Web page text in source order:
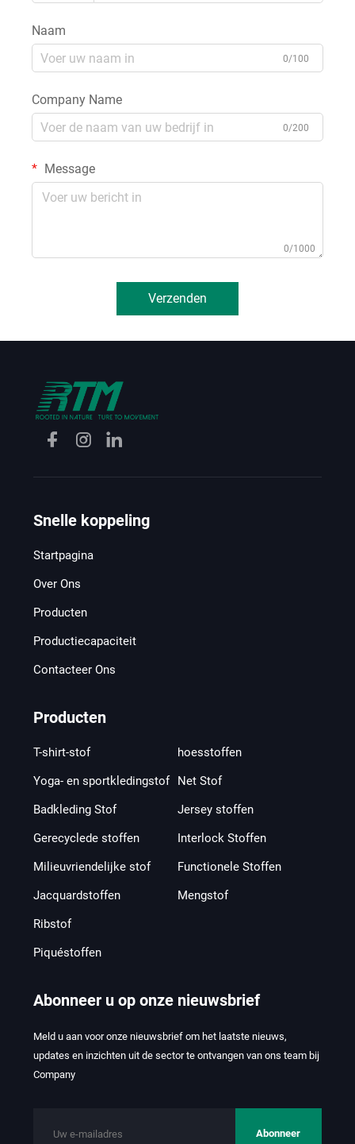
Naam
0/100
Company Name
0/200
Message
0/1000
Verzenden
Snelle koppeling
Startpagina
Over Ons
Producten
Productiecapaciteit
Contacteer Ons
Producten
T-shirt-stof
Yoga- en sportkledingstof
Badkleding Stof
Gerecyclede stoffen
hoesstoffen
Net Stof
Jersey stoffen
Interlock Stoffen
Milieuvriendelijke stof
Jacquardstoffen
Ribstof
Piquéstoffen
Functionele Stoffen
Mengstof
Abonneer u op onze nieuwsbrief
Meld u aan voor onze nieuwsbrief om het laatste nieuws,
updates en inzichten uit de sector te ontvangen van ons team bij
Company
Abonneer